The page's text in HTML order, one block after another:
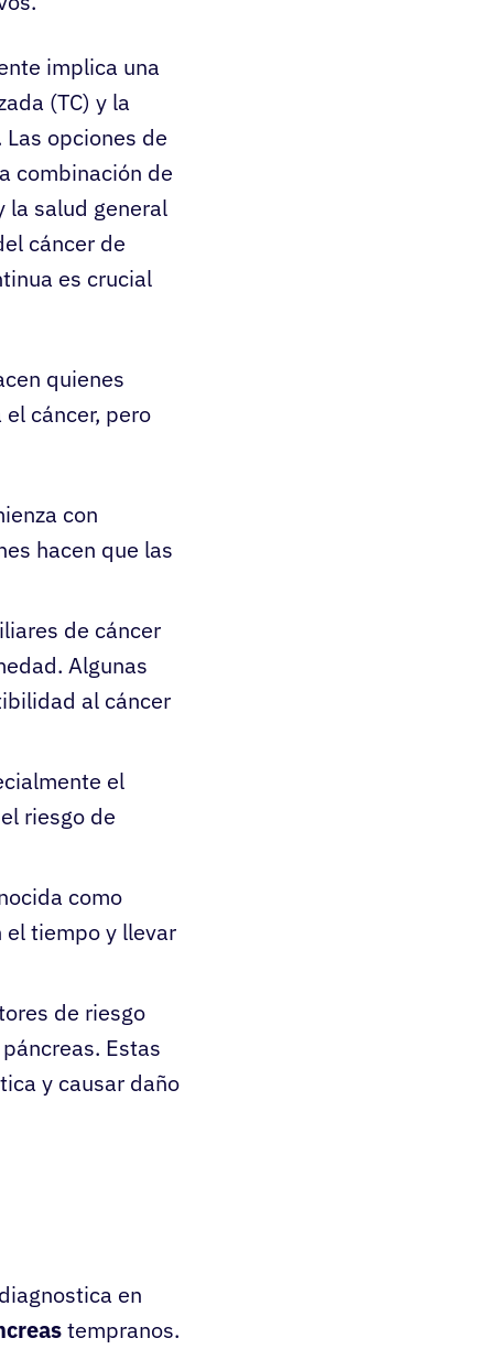
implica una
(TC) y la
opciones de
combinación de
la salud general
cáncer de
es crucial
quienes
cáncer, pero
con
hacen que las
de cáncer
Algunas
al cáncer
el
riesgo de
como
el tiempo y llevar
de riesgo
Estas
y causar daño
en
tempranos.